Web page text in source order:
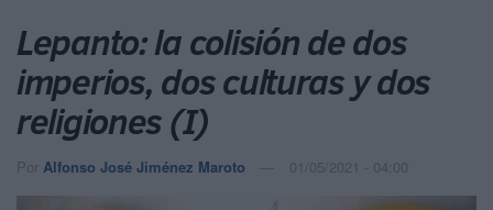
Lepanto: la colisión de dos
imperios, dos culturas y dos
religiones (I)
Por Alfonso José Jiménez Maroto 01/05/2021 - 04:00